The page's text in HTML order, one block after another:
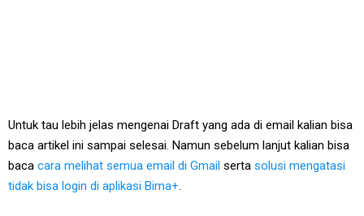
Untuk tau lebih jelas mengenai Draft yang ada di email kalian bisa
baca artikel ini sampai selesai. Namun sebelum lanjut kalian bisa
baca cara melihat semua email di Gmail serta solusi mengatasi
tidak bisa login di aplikasi Bima+.